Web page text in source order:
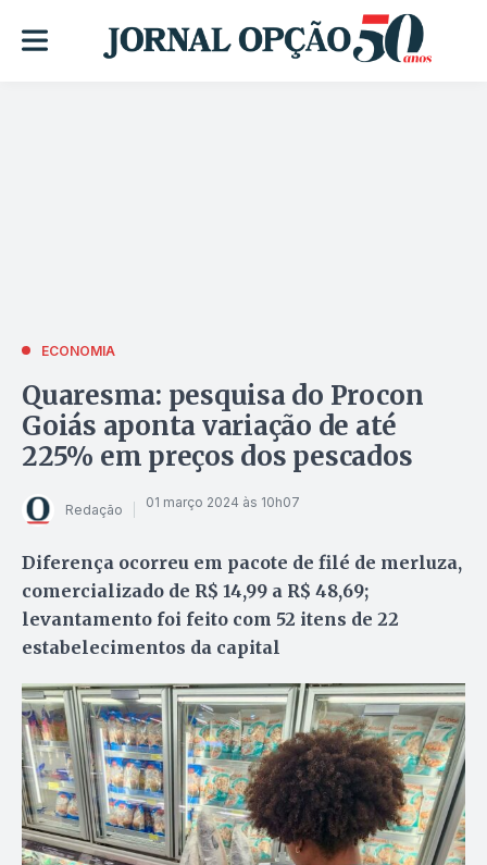
ECONOMIA
Quaresma: pesquisa do Procon
Goiás aponta variação de até
225% em preços dos pescados
Redação 01 março 2024 às 10h07
Diferença ocorreu em pacote de filé de merluza,
comercializado de R$ 14,99 a R$ 48,69;
levantamento foi feito com 52 itens de 22
estabelecimentos da capital